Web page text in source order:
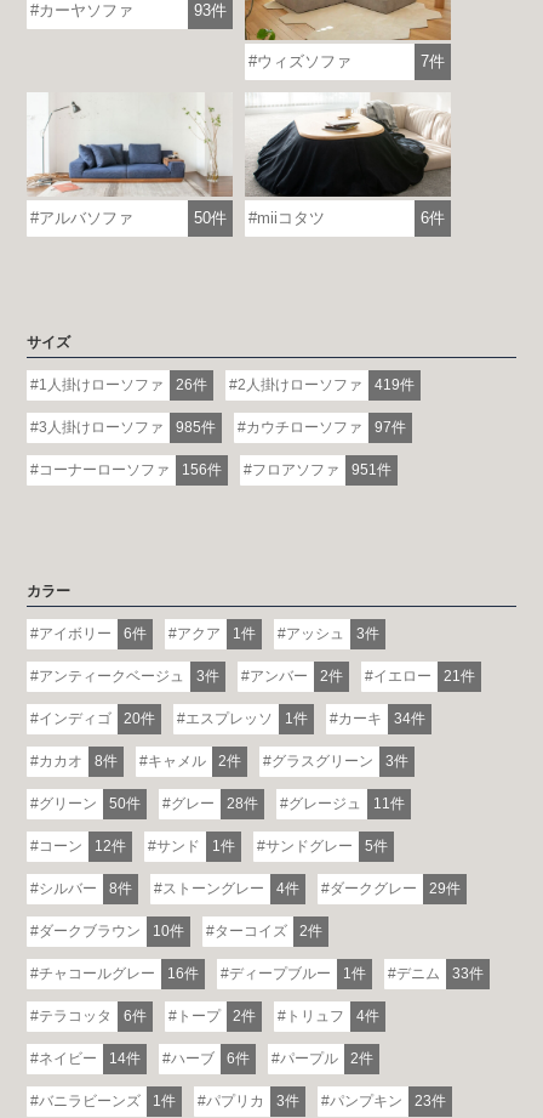
カーヤソファ 93件
ウィズソファ 7件
アルバソファ 50件 miiコタツ 6件
サイズ
1人掛けローソファ 26件 2人掛けローソファ 419件
3人掛けローソファ 985件 カウチローソファ 97件
コーナーローソファ 156件 フロアソファ 951件
カラー
アイボリー 6件 アクア 1件 アッシュ 3件
アンティークベージュ 3件 アンバー 2件 イエロー 21件
インディゴ 20件 エスプレッソ 1件 カーキ 34件
カカオ 8件 キャメル 2件 グラスグリーン 3件
グリーン 50件 グレー 28件 グレージュ 11件
コーン 12件 サンド 1件 サンドグレー 5件
シルバー 8件 ストーングレー 4件 ダークグレー 29件
ダークブラウン 10件 ターコイズ 2件
チャコールグレー 16件 ディープブルー 1件 デニム 33件
テラコッタ 6件 トープ 2件 トリュフ 4件
ネイビー 14件 ハーブ 6件 パープル 2件
バニラビーンズ 1件 パプリカ 3件 パンプキン 23件